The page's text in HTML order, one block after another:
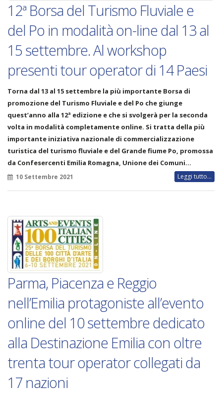
12ª Borsa del Turismo Fluviale e
del Po in modalità on-line dal 13 al
15 settembre. Al workshop
presenti tour operator di 14 Paesi
Torna dal 13 al 15 settembre la più importante Borsa di
promozione del Turismo Fluviale e del Po che giunge
quest’anno alla 12ª edizione e che si svolgerà per la seconda
volta in modalità completamente online. Si tratta della più
importante iniziativa nazionale di commercializzazione
turistica del turismo fluviale e del Grande fiume Po, promossa
da Confesercenti Emilia Romagna, Unione dei Comuni…
10 Settembre 2021 Leggi tutto...
Parma, Piacenza e Reggio
nell’Emilia protagoniste all’evento
online del 10 settembre dedicato
alla Destinazione Emilia con oltre
trenta tour operator collegati da
17 nazioni